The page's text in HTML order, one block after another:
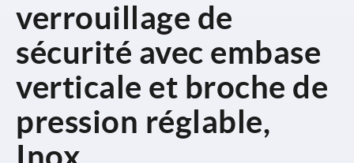
verrouillage de
sécurité avec embase
verticale et broche de
pression réglable,